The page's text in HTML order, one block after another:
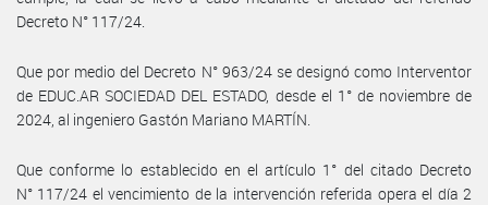
Decreto N° 117/24.
Que por medio del Decreto N° 963/24 se designó como Interventor
de EDUC.AR SOCIEDAD DEL ESTADO, desde el 1° de noviembre de
2024, al ingeniero Gastón Mariano MARTÍN.
Que conforme lo establecido en el artículo 1° del citado Decreto
N° 117/24 el vencimiento de la intervención referida opera el día 2